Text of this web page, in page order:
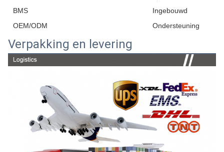
BMS
Ingebouwd
OEM/ODM
Ondersteuning
Verpakking en levering